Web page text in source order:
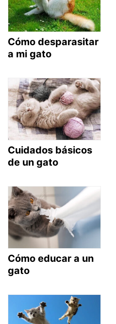
Cómo desparasitar
a mi gato
Cuidados básicos
de un gato
Cómo educar a un
gato